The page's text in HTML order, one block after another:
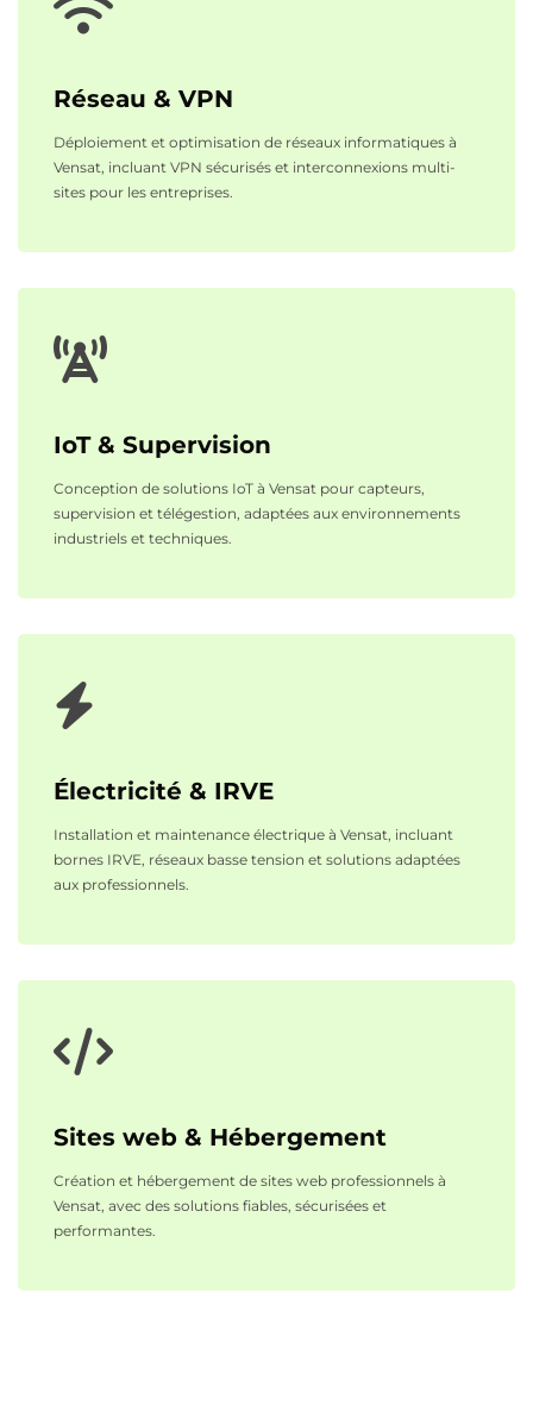
Réseau & VPN
Déploiement et optimisation de réseaux informatiques à
Vensat, incluant VPN sécurisés et interconnexions multi-
sites pour les entreprises.
IoT & Supervision
Conception de solutions IoT à Vensat pour capteurs,
supervision et télégestion, adaptées aux environnements
industriels et techniques.
Électricité & IRVE
Installation et maintenance électrique à Vensat, incluant
bornes IRVE, réseaux basse tension et solutions adaptées
aux professionnels.
Sites web & Hébergement
Création et hébergement de sites web professionnels à
Vensat, avec des solutions fiables, sécurisées et
performantes.